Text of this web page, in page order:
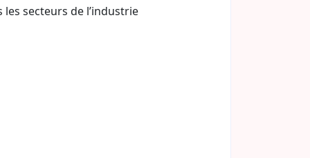
secteurs de l’industrie